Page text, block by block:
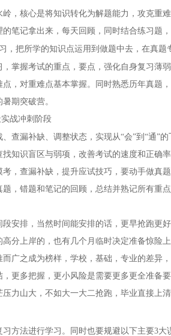
，核心是将知识转化为解题能力，攻克重
笔记拿出来，每天回顾，同时结合练习题
，把所学的知识点运用到做题中去，在真
掌握考试的重点，要点，强化自身复习薄
，对重难点基本掌握。同时熟悉历年真题
暑期突破营。
战冲刺 阶段
查漏补缺、调整状态，实现从“会”到“通”
知识盲区与弱项，改善考试的速度和正确
，查漏补缺，提升应试技巧，要动手做真
，错题和笔记的回顾，总结并熟记所有重
段安排，当然时间能安排的话，更早抢跑更
分上岸的，也有几个月临时决定准备惊险
广之成为榜样，学校，基础，专业的差异
更多把握，更小风险是需要更多更全准备
力山大，不如大一大二抢跑，毕业直接上
方法进行学习。同时也要规避以下主要3大